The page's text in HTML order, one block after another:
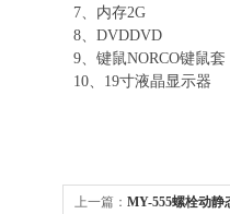
7、内存2G
8、DVDDVD
9、键鼠NORCO键鼠套
10、19寸液晶显示器
上一篇： MY-555螺栓动静